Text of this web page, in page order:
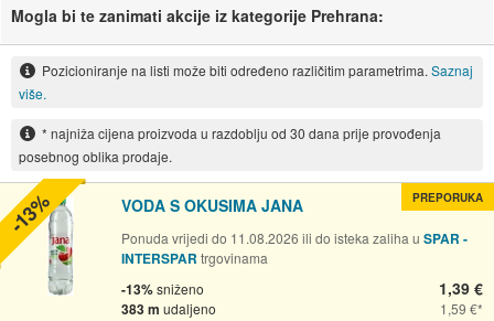
Mogla bi te zanimati akcije iz kategorije Prehrana:
Pozicioniranje na listi može biti određeno različitim parametrima. Saznaj
više.
* najniža cijena proizvoda u razdoblju od 30 dana prije provođenja
posebnog oblika prodaje.
VODA S OKUSIMA JANA
Ponuda vrijedi do 11.08.2026 ili do isteka zaliha u SPAR -
INTERSPAR trgovinama
-13%sniženo
383 m udaljeno
1,39 €
1,59 €
PREPORUKA
-13%